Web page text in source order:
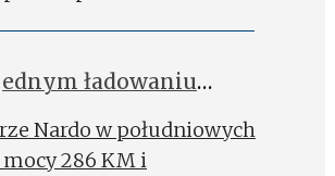
w celu osiągnięcia
ładowaniu
Nardo w południowych
mocy 286 KM i